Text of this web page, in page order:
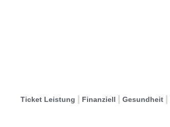
Ticket Leistung Finanziell Gesundheit